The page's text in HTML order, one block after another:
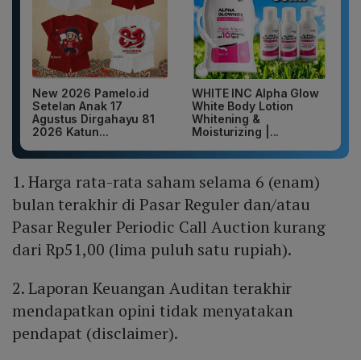
New 2026 Pamelo.id
Setelan Anak 17
Agustus Dirgahayu 81
2026 Katun...
WHITE INC Alpha Glow
White Body Lotion
Whitening &
Moisturizing |...
1. Harga rata-rata saham selama 6 (enam)
bulan terakhir di Pasar Reguler dan/atau
Pasar Reguler Periodic Call Auction kurang
dari Rp51,00 (lima puluh satu rupiah).
2. Laporan Keuangan Auditan terakhir
mendapatkan opini tidak menyatakan
pendapat (disclaimer).